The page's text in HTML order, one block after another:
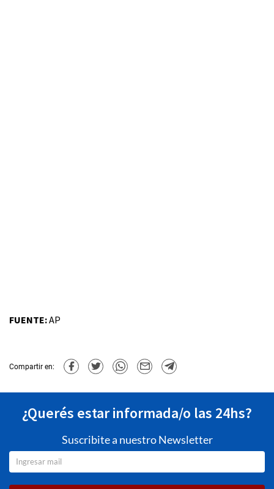
FUENTE:AP
Compartir en:
¿Querés estar informada/o las 24hs?
Suscribite a nuestro Newsletter